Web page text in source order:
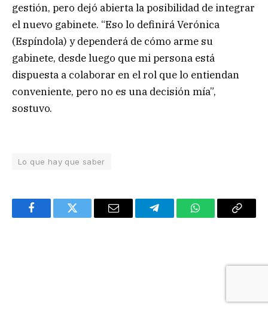
gestión, pero dejó abierta la posibilidad de integrar
el nuevo gabinete. “Eso lo definirá Verónica
(Espíndola) y dependerá de cómo arme su
gabinete, desde luego que mi persona está
dispuesta a colaborar en el rol que lo entiendan
conveniente, pero no es una decisión mía”,
sostuvo.
Lo que hay que saber
FacebookTwitter Email TelegramWhatsAppCopy